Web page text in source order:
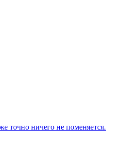
точно ничего не поменяется.